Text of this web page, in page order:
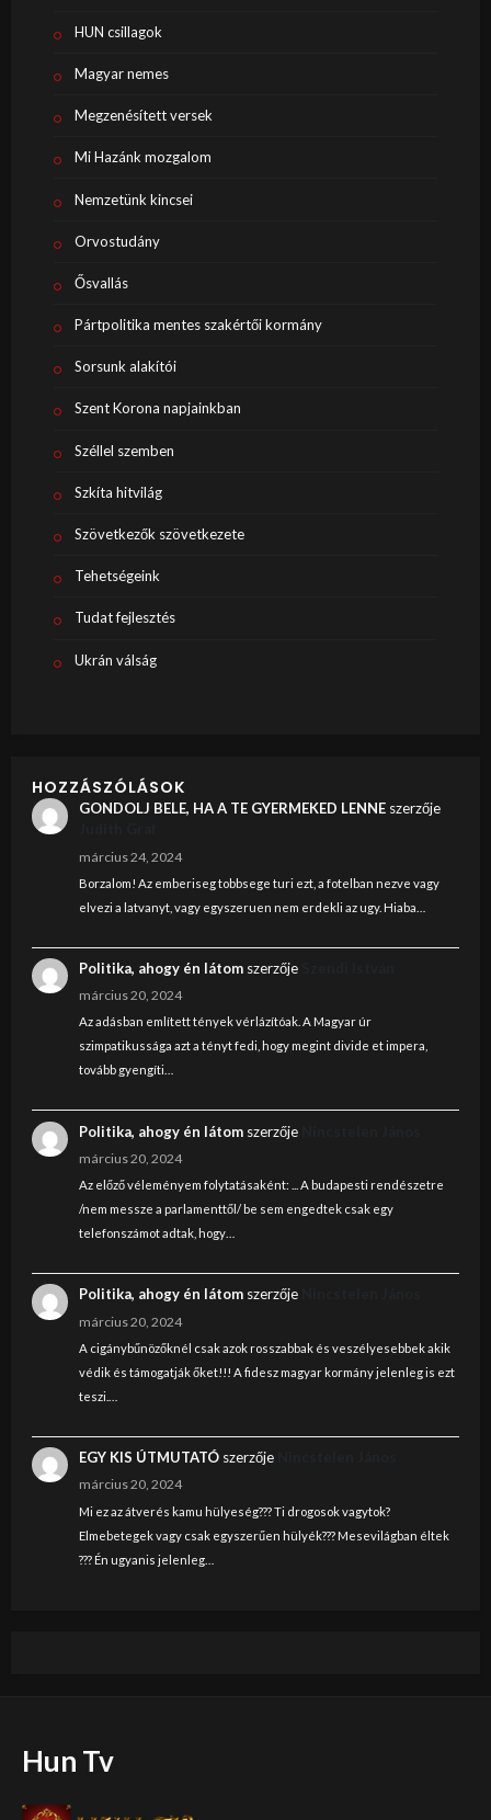
HUN csillagok
Magyar nemes
Megzenésített versek
Mi Hazánk mozgalom
Nemzetünk kincsei
Orvostudány
Ősvallás
Pártpolitika mentes szakértői kormány
Sorsunk alakítói
Szent Korona napjainkban
Széllel szemben
Szkíta hitvilág
Szövetkezők szövetkezete
Tehetségeink
Tudat fejlesztés
Ukrán válság
HOZZÁSZÓLÁSOK
GONDOLJ BELE, HA A TE GYERMEKED LENNEszerzője
március 24, 2024
Borzalom! Az emberiseg tobbsege turi ezt, a fotelban nezve vagy
elvezi a latvanyt, vagy egyszeruen nem erdekli az ugy. Hiaba…
Politika, ahogy én látomszerzője
március 20, 2024
Az adásban említett tények vérlázítóak. A Magyar úr
szimpatikussága azt a tényt fedi, hogy megint divide et impera,
tovább gyengíti…
Politika, ahogy én látomszerzője
március 20, 2024
Az előző véleményem folytatásaként: ... A budapesti rendészetre
/nem messze a parlamenttől/ be sem engedtek csak egy
telefonszámot adtak, hogy…
Politika, ahogy én látomszerzője
március 20, 2024
A cigánybűnözőknél csak azok rosszabbak és veszélyesebbek akik
védik és támogatják őket!!! A fidesz magyar kormány jelenleg is ezt
teszi.…
EGY KIS ÚTMUTATÓszerzője
március 20, 2024
Mi ez az átverés kamu hülyeség??? Ti drogosok vagytok?
Elmebetegek vagy csak egyszerűen hülyék??? Mesevilágban éltek
??? Én ugyanis jelenleg…
Hun Tv